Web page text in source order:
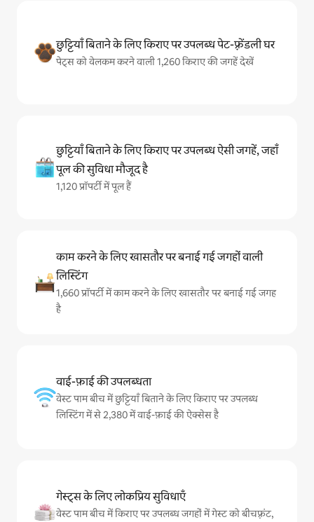
छुट्टियाँ बिताने के लिए किराए पर उपलब्ध पेट-फ़्रेंडली घर
पेट्स को वेलकम करने वाली 1,260 किराए की जगहें देखें
छुट्टियाँ बिताने के लिए किराए पर उपलब्ध ऐसी जगहें, जहाँ
पूल की सुविधा मौजूद है
1,120 प्रॉपर्टी में पूल हैं
काम करने के लिए खासतौर पर बनाई गई जगहों वाली
लिस्टिंग
1,660 प्रॉपर्टी में काम करने के लिए खासतौर पर बनाई गई जगह
है
वाई-फ़ाई की उपलब्धता
वेस्ट पाम बीच में छुट्टियाँ बिताने के लिए किराए पर उपलब्ध
लिस्टिंग में से 2,380 में वाई-फ़ाई की ऐक्सेस है
गेस्ट्स के लिए लोकप्रिय सुविधाएँ
वेस्ट पाम बीच में किराए पर उपलब्ध जगहों में गेस्ट को बीचफ़्रंट,